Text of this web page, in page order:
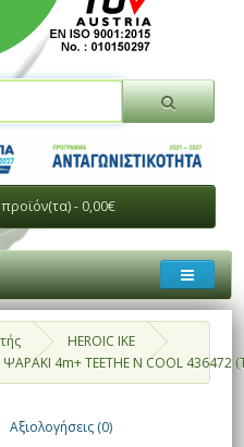
- 0,00€
HEROIC IKE
4m+ TEETHE N COOL 436472
Αξιολογήσεις (0)